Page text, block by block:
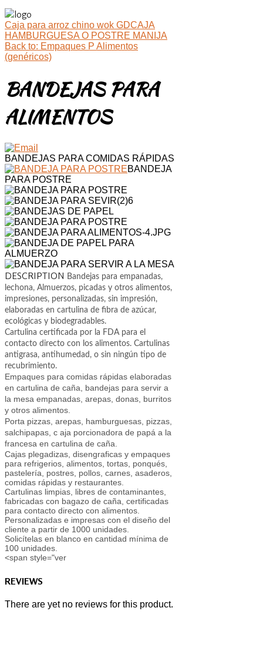
Caja para arroz chino wok GDCAJA
HAMBURGUESA O POSTRE MANIJA
Back to: Empaques P Alimentos
(genéricos)
BANDEJAS PARA
ALIMENTOS
BANDEJAS PARA COMIDAS RÁPIDAS
BANDEJA
PARA POSTRE
DESCRIPTION Bandejas para empanadas,
lechona, Almuerzos, picadas y otros alimentos,
impresiones, personalizadas, sin impresión,
elaboradas en cartulina de fibra de azúcar,
ecológicas y biodegradables.
Cartulina certificada por la FDA para el
contacto directo con los alimentos. Cartulinas
antigrasa, antihumedad, o sin ningún tipo de
recubrimiento.
Empaques para comidas rápidas elaboradas
en cartulina de caña, bandejas para servir a
la mesa empanadas, arepas, donas, burritos
y otros alimentos.
Porta pizzas, arepas, hamburguesas, pizzas,
salchipapas, c aja porcionadora de papá a la
francesa en cartulina de caña.
Cajas plegadizas, disengraficas y empaques
para refrigerios, alimentos, tortas, ponqués,
pastelería, postres, pollos, carnes, asaderos,
comidas rápidas y restaurantes.
Cartulinas limpias, libres de contaminantes,
fabricadas con bagazo de caña, certificadas
para contacto directo con alimentos.
Personalizadas e impresas con el diseño del
cliente a partir de 1000 unidades.
Solicítelas en blanco en cantidad mínima de
100 unidades.
<span style="ver
REVIEWS
There are yet no reviews for this product.